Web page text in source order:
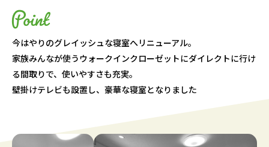
今はやりのグレイッシュな寝室へリニューアル。
家族みんなが使うウォークインクローゼットにダイレクトに行け
る間取りで、使いやすさも充実。
壁掛けテレビも設置し、豪華な寝室となりました